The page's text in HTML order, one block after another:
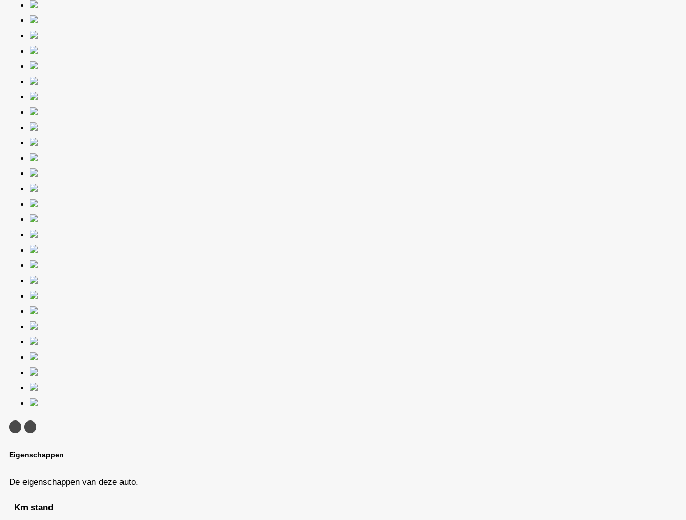
Eigenschappen
De eigenschappen van deze auto.
Km stand